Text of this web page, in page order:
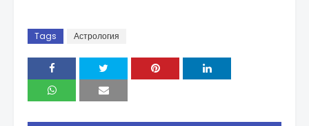
Tags Астрология